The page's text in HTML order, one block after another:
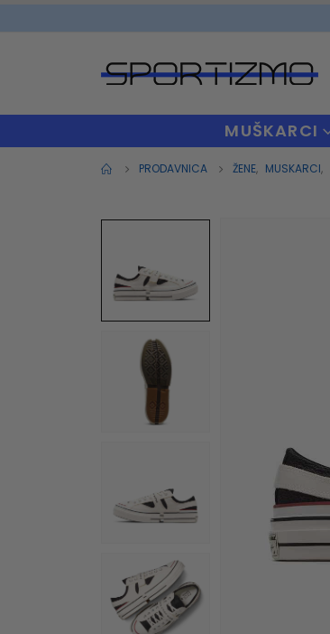
MUŠKARCI
PRODAVNICA ŽENE, MUSKARCI,